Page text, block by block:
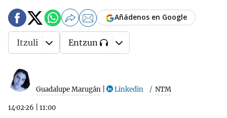
Guadalupe Marugán Linkedin NTM
14·02·26 11:00
Añádenos en Google
Itzuli Entzun